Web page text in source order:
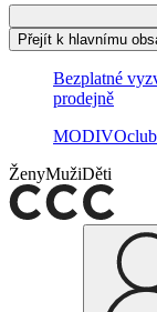
Přejít k hlavnímu
Bezplatné
prodejně
MODIVOclub
ŽenyMužiDěti